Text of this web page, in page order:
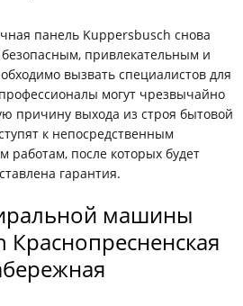
панель Kuppersbusch снова
привлекательным и
вызвать специалистов для
могут чрезвычайно
причину выхода из строя бытовой
к непосредственным
работам, после которых будет
гарантия.
машины
Краснопресненская